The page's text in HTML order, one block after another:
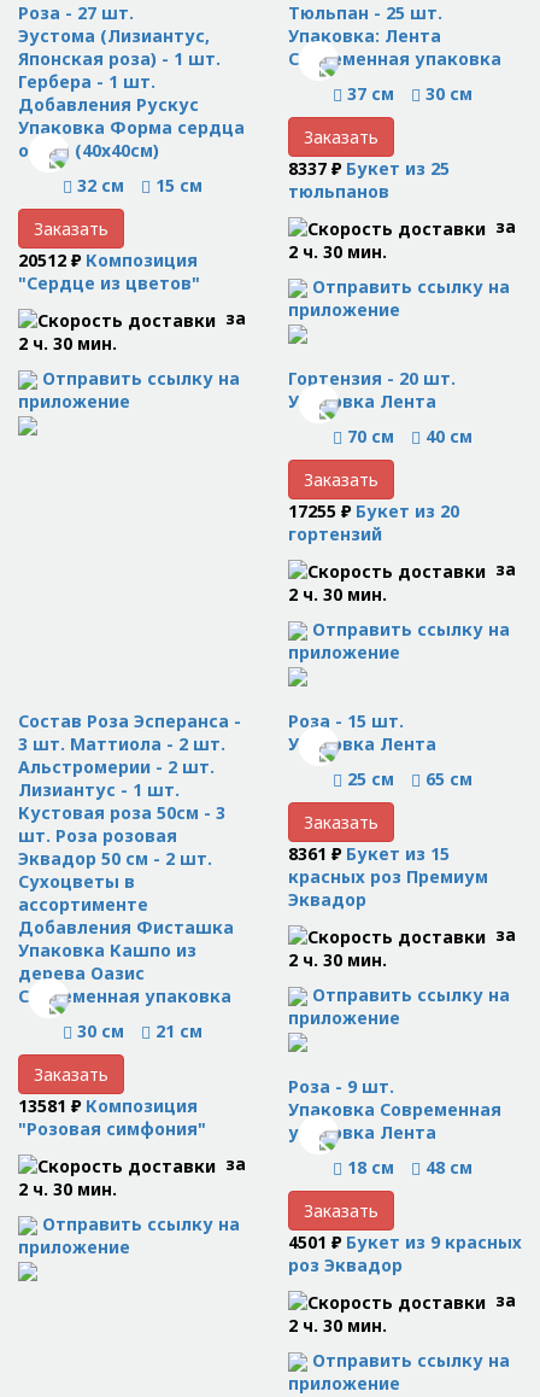
Роза - 27 шт.
Эустома (Лизиантус,
Японская роза) - 1 шт.
Гербера - 1 шт.
Добавления Рускус
Упаковка Форма сердца
оазис (40x40см)
32 см
15 см
Заказать
20512 ₽ Композиция
"Сердце из цветов"
за
2 ч. 30 мин.
Отправить ссылку на
приложение
Тюльпан - 25 шт.
Упаковка: Лента
Современная упаковка
37 см
30 см
Заказать
8337 ₽ Букет из 25
тюльпанов
за
2 ч. 30 мин.
Отправить ссылку на
приложение
Гортензия - 20 шт.
Упаковка Лента
70 см
40 см
Заказать
17255 ₽ Букет из 20
гортензий
за
2 ч. 30 мин.
Отправить ссылку на
приложение
Состав Роза Эсперанса -
3 шт. Маттиола - 2 шт.
Альстромерии - 2 шт.
Лизиантус - 1 шт.
Кустовая роза 50см - 3
шт. Роза розовая
Эквадор 50 см - 2 шт.
Сухоцветы в
ассортименте
Добавления Фисташка
Упаковка Кашпо из
дерева Оазис
Современная упаковка
30 см
21 см
Заказать
13581 ₽ Композиция
"Розовая симфония"
за
2 ч. 30 мин.
Отправить ссылку на
приложение
Роза - 15 шт.
Упаковка Лента
25 см
65 см
Заказать
8361 ₽ Букет из 15
красных роз Премиум
Эквадор
за
2 ч. 30 мин.
Отправить ссылку на
приложение
Роза - 9 шт.
Упаковка Современная
упаковка Лента
18 см
48 см
Заказать
4501 ₽ Букет из 9 красных
роз Эквадор
за
2 ч. 30 мин.
Отправить ссылку на
приложение